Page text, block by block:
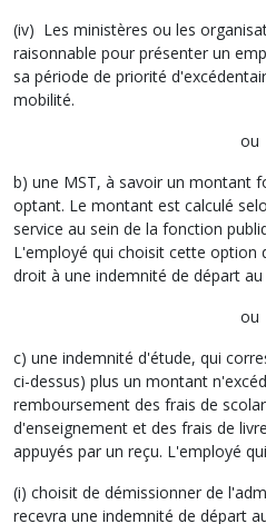
(iv) Les ministères ou les
raisonnable pour présenter un
sa période de priorité
mobilité.
ou
b) une MST, à savoir un montant
optant. Le montant est calculé
service au sein de la fonction
L'employé qui choisit cette option
droit à une indemnité de départ
ou
c) une indemnité d'étude, qui
ci-dessus) plus un montant
remboursement des frais de
d'enseignement et des frais de
appuyés par un reçu. L'employé
(i) choisit de démissionner de
recevra une indemnité de départ